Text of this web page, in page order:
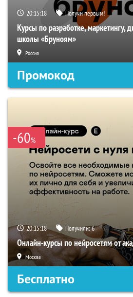
20:15:18 Получи первым!
Курсы по разработке, маркетингу,
школы «Бруноям»
Россия
Промокод
-60%
20:15:18 Получили:6
Онлайн-курсы по нейросетям от
Москва
Бесплатно